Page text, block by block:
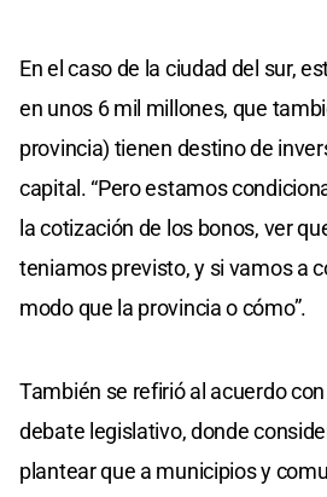
En el caso de la ciudad del sur,
en unos 6 mil millones, que
provincia) tienen destino de
capital. “Pero estamos
la cotización de los bonos, ver
teniamos previsto, y si vamos a
modo que la provincia o cómo”.
También se refirió al acuerdo
debate legislativo, donde
plantear que a municipios y